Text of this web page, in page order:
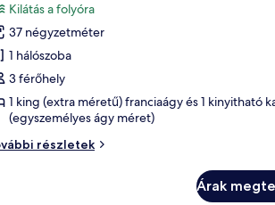
River
One
értékelés)
Kilátás a folyóra
37 négyzetméter
1 hálószoba
3 férőhely
1 king (extra méretű) franciaágy és 1 kinyitható
(egyszemélyes ágy méret)
részletek
Árak